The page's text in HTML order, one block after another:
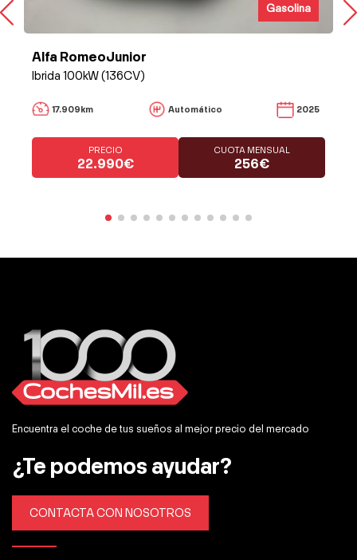
Gasolina
Alfa RomeoJunior
Ibrida 100kW (136CV)
17.909km Automático 2025
PRECIO
22.990€
CUOTA MENSUAL
256€
Encuentra el coche de tus sueños al mejor precio del mercado
¿Te podemos ayudar?
CONTACTA CON NOSOTROS